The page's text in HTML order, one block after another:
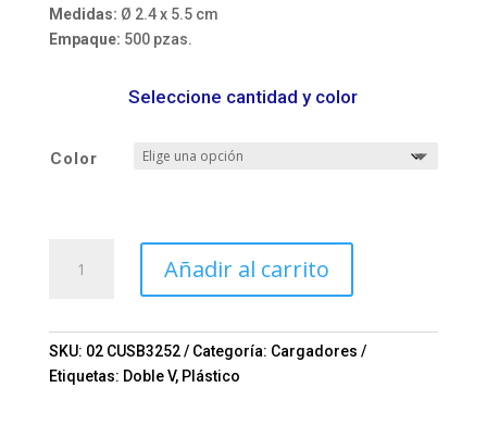
Medidas: Ø 2.4 x 5.5 cm
Empaque: 500 pzas.
Seleccione cantidad y color
Color
CARGADOR
USB
MINIPLUK
CUSB3252
Añadir al carrito
SKU: 02 CUSB3252 Categoría: Cargadores
Etiquetas: Doble V, Plástico